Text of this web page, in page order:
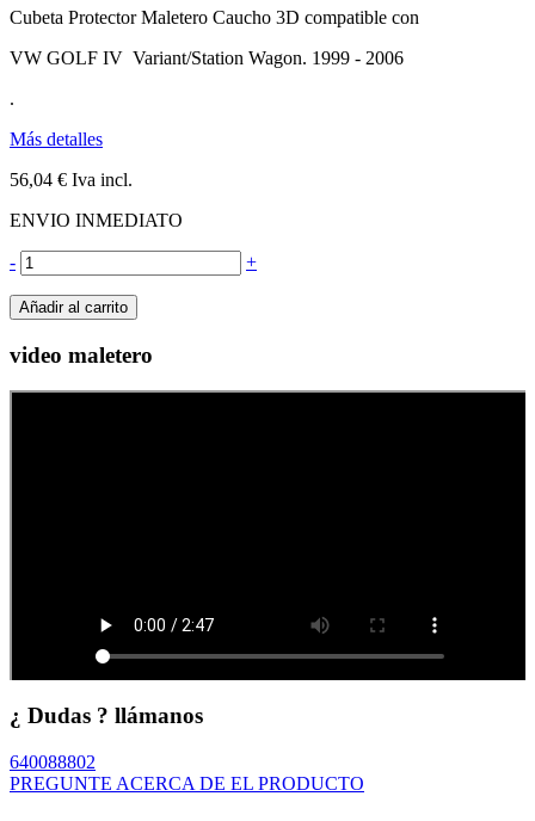
Cubeta Protector Maletero Caucho 3D compatible con
VW GOLF IV Variant/Station Wagon. 1999 - 2006
.
Más detalles
56,04 € Iva incl.
ENVIO INMEDIATO
- +
Añadir al carrito
video maletero
¿ Dudas ? llámanos
640088802
PREGUNTE ACERCA DE EL PRODUCTO